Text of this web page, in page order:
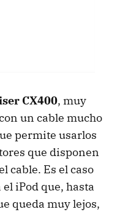
CX400, muy
un cable mucho
permite usarlos
que disponen
cable. Es el caso
iPod que, hasta
queda muy lejos,